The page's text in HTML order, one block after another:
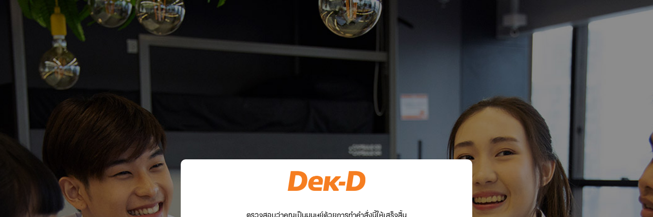
ตรวจสอบว่าคุณเป็นมนุษย์ด้วยการทำคำสั่งนี้ให้เสร็จสิ้น